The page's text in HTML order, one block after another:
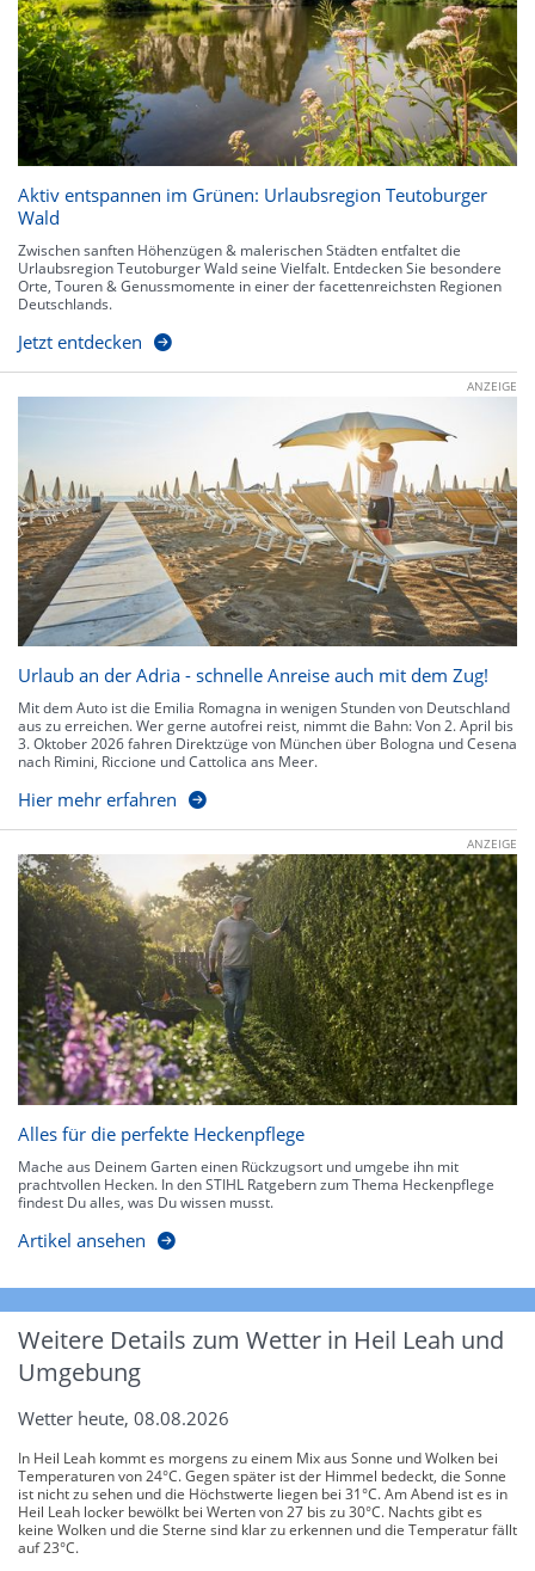
Aktiv entspannen im Grünen: Urlaubsregion Teutoburger
Wald
Zwischen sanften Höhenzügen & malerischen Städten entfaltet die
Urlaubsregion Teutoburger Wald seine Vielfalt. Entdecken Sie besondere
Orte, Touren & Genussmomente in einer der facettenreichsten Regionen
Deutschlands.
Jetzt entdecken
ANZEIGE
Urlaub an der Adria - schnelle Anreise auch mit dem Zug!
Mit dem Auto ist die Emilia Romagna in wenigen Stunden von Deutschland
aus zu erreichen. Wer gerne autofrei reist, nimmt die Bahn: Von 2. April bis
3. Oktober 2026 fahren Direktzüge von München über Bologna und Cesena
nach Rimini, Riccione und Cattolica ans Meer.
Hier mehr erfahren
ANZEIGE
Alles für die perfekte Heckenpflege
Mache aus Deinem Garten einen Rückzugsort und umgebe ihn mit
prachtvollen Hecken. In den STIHL Ratgebern zum Thema Heckenpflege
findest Du alles, was Du wissen musst.
Artikel ansehen
Weitere Details zum Wetter in Heil Leah und
Umgebung
Wetter heute, 08.08.2026
In Heil Leah kommt es morgens zu einem Mix aus Sonne und Wolken bei
Temperaturen von 24°C. Gegen später ist der Himmel bedeckt, die Sonne
ist nicht zu sehen und die Höchstwerte liegen bei 31°C. Am Abend ist es in
Heil Leah locker bewölkt bei Werten von 27 bis zu 30°C. Nachts gibt es
keine Wolken und die Sterne sind klar zu erkennen und die Temperatur fällt
auf 23°C.